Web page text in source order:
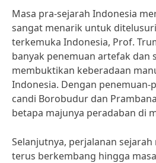
Masa pra-sejarah Indonesia
sangat menarik untuk
terkemuka Indonesia, Prof.
banyak penemuan artefak dan
membuktikan keberadaan
Indonesia. Dengan penemuan-
candi Borobudur dan
betapa majunya peradaban di
Selanjutnya, perjalanan
terus berkembang hingga